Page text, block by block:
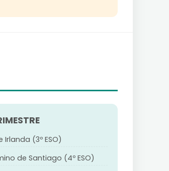
Irlanda (3º ESO)
de Santiago (4º ESO)